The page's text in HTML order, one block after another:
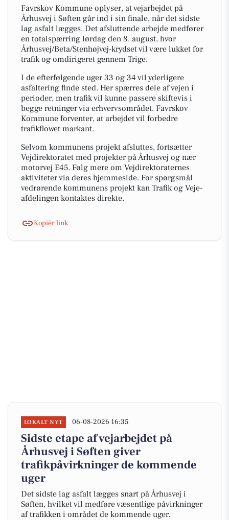
Favrskov Kommune oplyser, at vejarbejdet på
Århusvej i Søften går ind i sin finale, når det sidste
lag asfalt lægges. Det afsluttende arbejde medfører
en totalspærring lørdag den 8. august, hvor
Århusvej/Beta/Stenhøjvej-krydset vil være lukket for
trafik og omdirigeret gennem Trige.
I de efterfølgende uger 33 og 34 vil yderligere
asfaltering finde sted. Her spærres dele af vejen i
perioder, men trafik vil kunne passere skiftevis i
begge retninger via erhvervsområdet. Favrskov
Kommune forventer, at arbejdet vil forbedre
trafikflowet markant.
Selvom kommunens projekt afsluttes, fortsætter
Vejdirektoratet med projekter på Århusvej og nær
motorvej E45. Følg mere om Vejdirektoraternes
aktiviteter via deres hjemmeside. For spørgsmål
vedrørende kommunens projekt kan Trafik og Veje-
afdelingen kontaktes direkte.
Kopiér link
LOKALT NYT 06-08-2026 16:35
Sidste etape af vejarbejdet på
Århusvej i Søften giver
trafikpåvirkninger de kommende
uger
Det sidste lag asfalt lægges snart på Århusvej i
Søften, hvilket vil medføre væsentlige påvirkninger
af trafikken i området de kommende uger.